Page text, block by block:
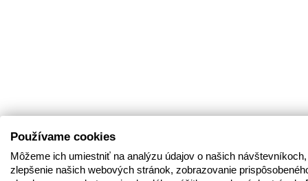
Používame cookies
Môžeme ich umiestniť na analýzu údajov o našich
zlepšenie našich webových stránok, zobrazovanie